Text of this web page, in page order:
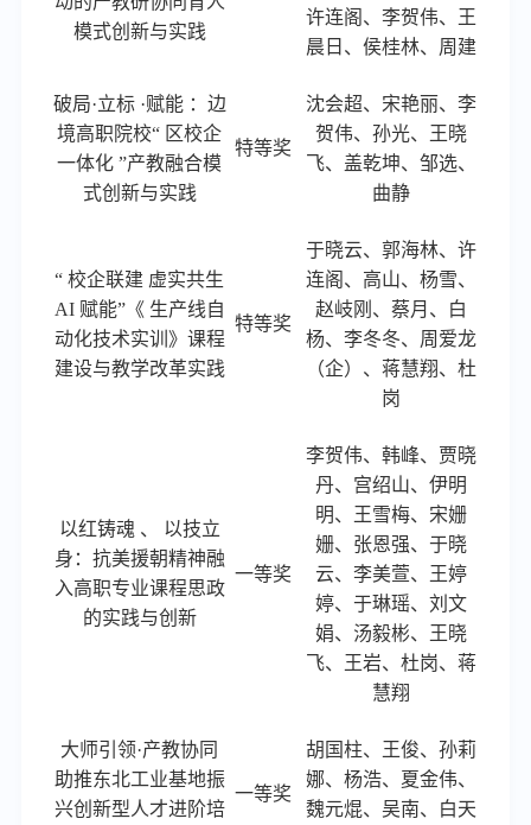
模式创新与实践
许连阁、李贺伟、王
晨日、侯桂林、周建
破局·立标 ·赋能 ：边
境高职院校“ 区校企
一体化 ”产教融合模
式创新与实践
特等奖
沈会超、宋艳丽、李
贺伟、孙光、王晓
飞、盖乾坤、邹选、
曲静
“ 校企联建 虚实共生
AI 赋能”《 生产线自
动化技术实训》课程
建设与教学改革实践
特等奖
于晓云、郭海林、许
连阁、高山、杨雪、
赵岐刚、蔡月、白
杨、李冬冬、周爱龙
（企）、蒋慧翔、杜
岗
以红铸魂 、
以技立
身：抗美援朝精神融
入高职专业课程思政
的实践与创新
一等奖
李贺伟、韩峰、贾晓
丹、宫绍山、伊明
明、王雪梅、宋姗
姗、张恩强、于晓
云、李美萱、王婷
婷、于琳瑶、刘文
娟、汤毅彬、王晓
飞、王岩、杜岗、蒋
慧翔
大师引领·产教协同
助推东北工业基地振
兴创新型人才进阶培
一等奖
胡国柱、 王俊、孙莉
娜、杨浩、夏金伟、
魏元焜、吴南、白天